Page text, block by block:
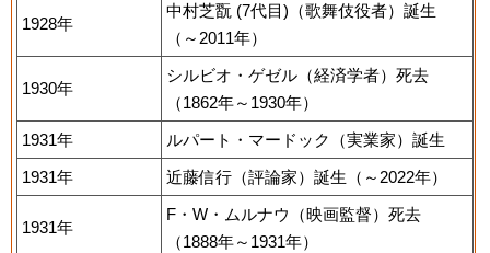
1928年
中村芝翫 (7代目)（歌舞伎役者）誕生
（～2011年）
1930年
シルビオ・ゲゼル（経済学者）死去
（1862年～1930年）
1931年
ルパート・マードック（実業家）誕生
1931年
近藤信行（評論家）誕生（～2022年）
1931年
F・W・ムルナウ（映画監督）死去
（1888年～1931年）